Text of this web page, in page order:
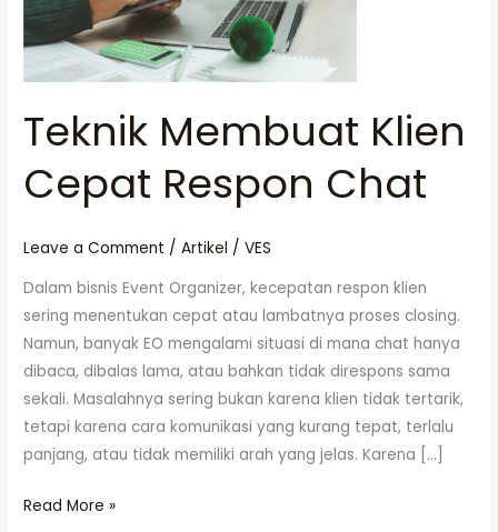
Teknik Membuat Klien
Cepat Respon Chat
Leave a Comment /Artikel /VES
Dalam bisnis Event Organizer, kecepatan respon klien
sering menentukan cepat atau lambatnya proses closing.
Namun, banyak EO mengalami situasi di mana chat hanya
dibaca, dibalas lama, atau bahkan tidak direspons sama
sekali. Masalahnya sering bukan karena klien tidak tertarik,
tetapi karena cara komunikasi yang kurang tepat, terlalu
panjang, atau tidak memiliki arah yang jelas. Karena […]
Chat
Read More »